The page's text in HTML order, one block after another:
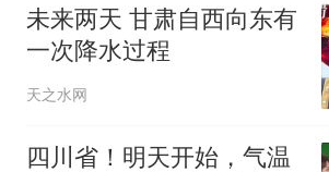
未来两天 甘肃自西向东有
一次降水过程
天之水网
四川省！明天开始，气温